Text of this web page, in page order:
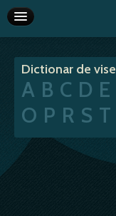
Interpretare vise
Articole
Va recomandam
Dictionar de vise
A B C D E
O P R S T